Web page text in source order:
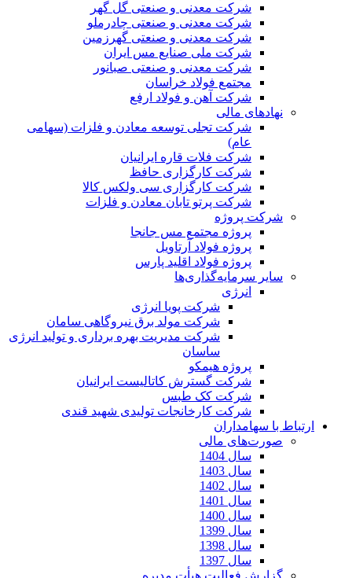
شرکت معدنی و صنعتی گل گهر
شرکت معدنی و صنعتی چادرملو
شرکت معدنی و صنعتی گهرزمین
شرکت ملی صنایع مس ایران
شرکت معدنی و صنعتی صبانور
مجتمع فولاد خراسان
شرکت آهن و فولاد ارفع
نهادهای مالی
شرکت تجلی توسعه معادن و فلزات (سهامی
عام)
شرکت فلات قاره ایرانیان
شرکت کارگزاری حافظ
شرکت کارگزاری سی ولکس کالا
شرکت پرتو تابان معادن و فلزات
شرکت پروژه
پروژه مجتمع مس جانجا
پروژه فولاد آرتاویل
پروژه فولاد اقلید پارس
سایر سرمایه‌گذاری‌ها
انرژی
شرکت پویا انرژی
شرکت مولد برق نیروگاهی سامان
شرکت مدیریت بهره برداری و تولید انرژی
ساسان
پروژه هیمکو
شرکت گسترش کاتالیست ایرانیان
شرکت کک طبس
شرکت کارخانجات تولیدی شهید قندی
ارتباط با سهامداران
صورت‌های مالی
سال 1404
سال 1403
سال 1402
سال 1401
سال 1400
سال 1399
سال 1398
سال 1397
گزارش فعالیت هیأت مدیره